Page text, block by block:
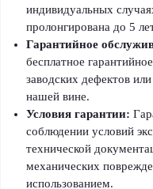
индивидуальных
пролонгирована до 5
Гарантийное
бесплатное
заводских дефектов
нашей вине.
Условия гарантии:
соблюдении условий
технической
механических
использованием.